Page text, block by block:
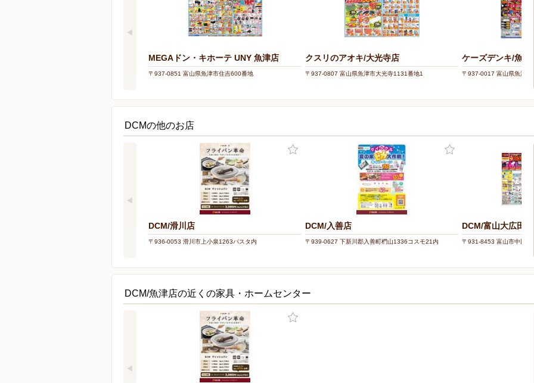
MEGAドン・キホーテ UNY 魚津店
〒937-0851 富山県魚津市住吉600番地
クスリのアオキ/大光寺店
〒937-0807 富山県魚津市大光寺1131番地1
ケーズデンキ/魚津店
〒937-0017 富山県魚津市
DCMの他のお店
DCM/滑川店
〒936-0053 滑川市上小泉1263パスタ内
DCM/入善店
〒939-0627 下新川郡入善町椚山1336コスモ21内
DCM/富山大広田店
〒931-8453 富山市中田2-
DCM/魚津店の近くの家具・ホームセンター